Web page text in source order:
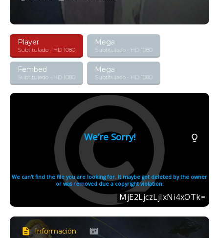
Player
Subtitulado - HD 1080
Mega
Subtitulado - HD 1080
Fembed
Subtitulado - HD 1080
Mega
Subtitulado - HD 1080
Información